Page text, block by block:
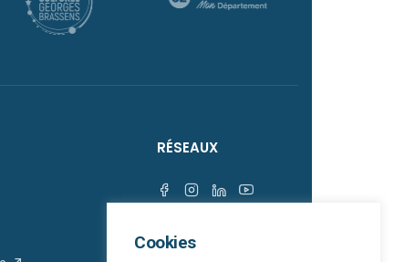
RÉSEAUX
Cookies